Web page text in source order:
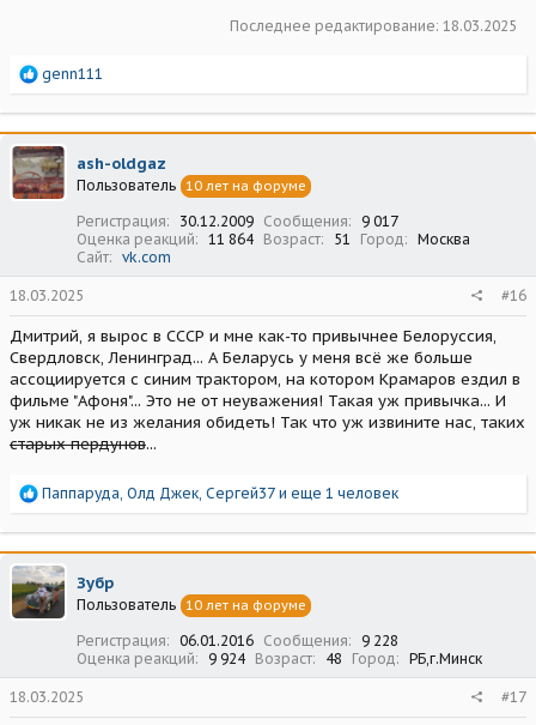
Последнее редактирование: 18.03.2025
Р
а
к
ц
и
и
genn111
ash-oldgaz
Пользователь 10 лет на форуме
Регистрация 30.12.2009 Сообщения
9 017
Оценка реакций
11 864 Возраст 51 Город
Москва
Сайт
vk.com
18.03.2025 #16
Дмитрий, я вырос в СССР и мне как-то привычнее Белоруссия,
Свердловск, Ленинград... А Беларусь у меня всё же больше
ассоциируется с синим трактором, на котором Крамаров ездил в
фильме "Афоня"... Это не от неуважения! Такая уж привычка... И
уж никак не из желания обидеть! Так что уж извините нас, таких
старых пердунов...
Р
а
к
ц
и
и
Паппаруда Олд Джек Сергей37 и еще 1 человек
Зубр
Пользователь 10 лет на форуме
Регистрация 06.01.2016 Сообщения
9 228
Оценка реакций
9 924 Возраст 48 Город РБ,г.Минск
18.03.2025 #17